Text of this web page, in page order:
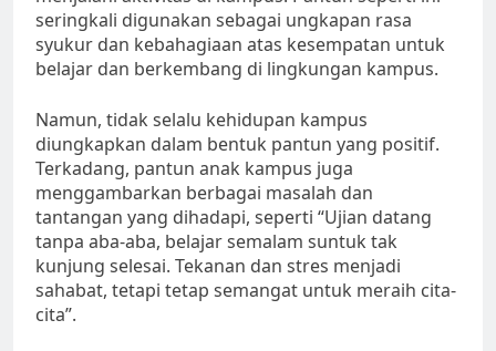
seringkali digunakan sebagai ungkapan rasa
syukur dan kebahagiaan atas kesempatan untuk
belajar dan berkembang di lingkungan kampus.
Namun, tidak selalu kehidupan kampus
diungkapkan dalam bentuk pantun yang positif.
Terkadang, pantun anak kampus juga
menggambarkan berbagai masalah dan
tantangan yang dihadapi, seperti “Ujian datang
tanpa aba-aba, belajar semalam suntuk tak
kunjung selesai. Tekanan dan stres menjadi
sahabat, tetapi tetap semangat untuk meraih cita-
cita”.